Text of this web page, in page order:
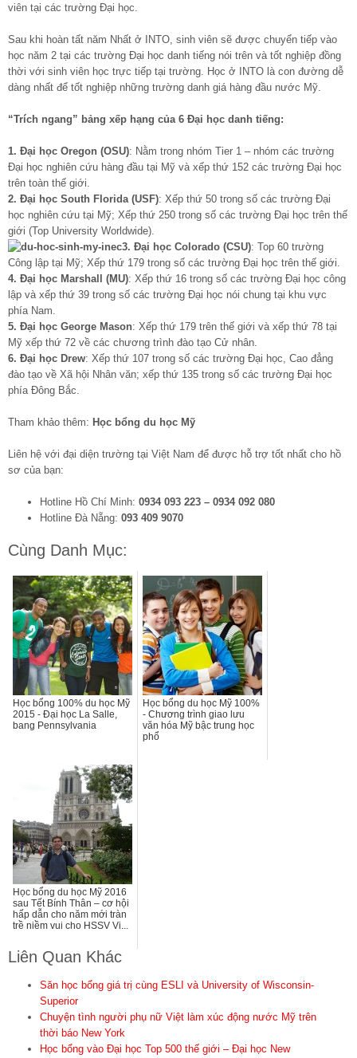
viên tại các trường Đại học.
Sau khi hoàn tất năm Nhất ở INTO, sinh viên sẽ được chuyển tiếp vào
học năm 2 tại các trường Đại học danh tiếng nói trên và tốt nghiệp đồng
thời với sinh viên học trực tiếp tại trường. Học ở INTO là con đường dễ
dàng nhất để tốt nghiệp những trường danh giá hàng đầu nước Mỹ.
“Trích ngang” bảng xếp hạng của 6 Đại học danh tiếng:
1. Đại học Oregon (OSU): Nằm trong nhóm Tier 1 – nhóm các trường
Đại học nghiên cứu hàng đầu tại Mỹ và xếp thứ 152 các trường Đại học
trên toàn thế giới.
2. Đại học South Florida (USF): Xếp thứ 50 trong số các trường Đại
học nghiên cứu tại Mỹ; Xếp thứ 250 trong số các trường Đại học trên thế
giới (Top University Worldwide).
3. Đại học Colorado (CSU): Top 60 trường
Công lập tại Mỹ; Xếp thứ 179 trong số các trường Đại học trên thế giới.
4. Đại học Marshall (MU): Xếp thứ 16 trong số các trường Đại học công
lập và xếp thứ 39 trong số các trường Đại học nói chung tại khu vực
phía Nam.
5. Đại học George Mason: Xếp thứ 179 trên thế giới và xếp thứ 78 tại
Mỹ xếp thứ 72 về các chương trình đào tạo Cử nhân.
6. Đại học Drew: Xếp thứ 107 trong số các trường Đại học, Cao đẳng
đào tạo về Xã hội Nhân văn; xếp thứ 135 trong số các trường Đại học
phía Đông Bắc.
Tham khảo thêm: Học bổng du học Mỹ
Liên hệ với đại diện trường tại Việt Nam để được hỗ trợ tốt nhất cho hồ
sơ của bạn:
Hotline Hồ Chí Minh: 0934 093 223 – 0934 092 080
Hotline Đà Nẵng: 093 409 9070
Cùng Danh Mục:
Học bổng 100% du học Mỹ
2015 - Đại học La Salle,
bang Pennsylvania
Học bổng du học Mỹ 100%
- Chương trình giao lưu
văn hóa Mỹ bậc trung học
phổ
Học bổng du học Mỹ 2016
sau Tết Bính Thân – cơ hội
hấp dẫn cho năm mới tràn
trề niềm vui cho HSSV Vi...
Liên Quan Khác
Săn học bổng giá trị cùng ESLI và University of Wisconsin-
Superior
Chuyện tình người phụ nữ Việt làm xúc động nước Mỹ trên
thời báo New York
Học bổng vào Đại học Top 500 thế giới – Đại học New